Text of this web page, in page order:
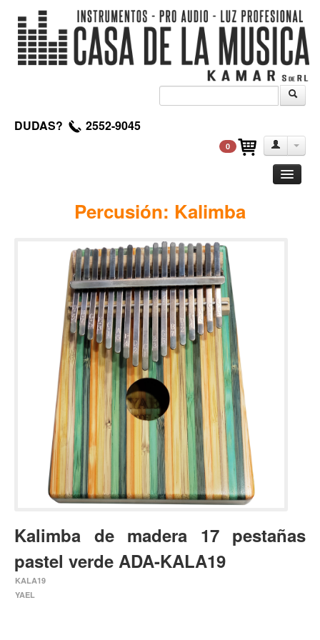
DUDAS? 2552-9045
0
Amplificadores
Pedales de efectos
Estuches y fundas
Fajas y colgantes
Accesorios
Cuerdas
Electrico
Acustico
Amplificadores
Estuches y fundas
Fajas
Accesorios
Percusión: Kalimba
Kalimba de madera 17 pestañas
pastel verde ADA-KALA19
KALA19
YAEL